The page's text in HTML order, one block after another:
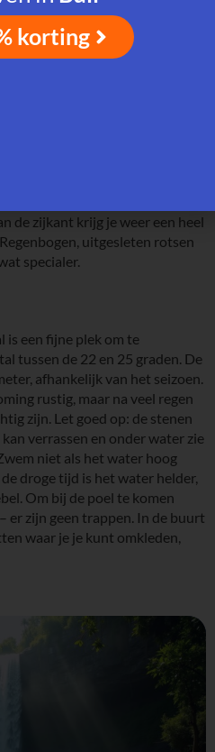
te maken
plekken waar je een
de zijkant krijg je weer een heel
uitgesleten rotsen
specialer.
is een fijne plek om te
tussen de 22 en 25 graden. De
afhankelijk van het seizoen.
rustig, maar na veel regen
zijn. Let goed op: de stenen
verrassen en onder water zie
niet als het water hoog
droge tijd is het water helder,
Om bij de poel te komen
er zijn geen trappen. In de buurt
waar je je kunt omkleden,
korting